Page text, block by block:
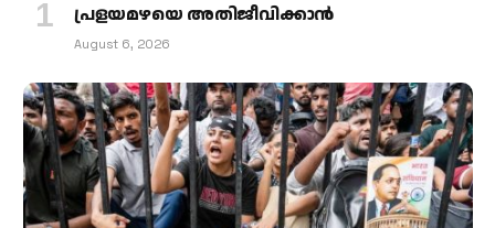
പ്രളയമഴയെ അതിജീവിക്കാന്‍
August 6, 2026